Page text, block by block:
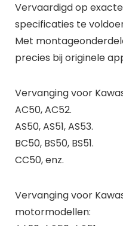
Vervaardigd op
specificaties te
Met
precies bij originele
Vervanging voor
AC50, AC52.
AS50, AS51, AS53.
BC50, BS50, BS51.
CC50, enz.
Vervanging voor
motormodellen: